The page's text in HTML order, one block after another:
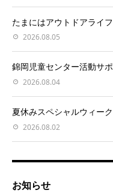
たまにはアウトドアライ
2026.08.05
錦岡児童センター活動サ
2026.08.04
夏休みスペシャルウィー
2026.08.02
お知らせ